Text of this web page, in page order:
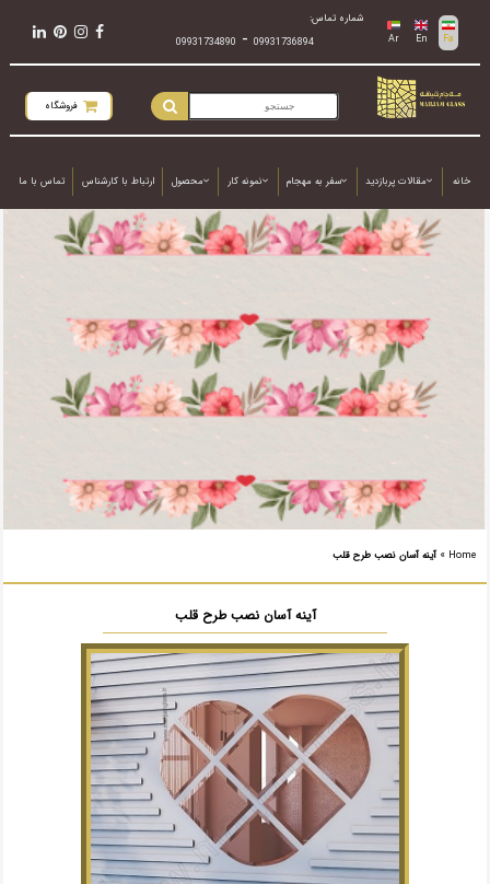
Fa
En
Ar
شماره تماس:
09931736894
-
09931734890
فروشگاه
خانه مقالات پربازدید سفر به مهجام نمونه کار محصول ارتباط با کارشناس تماس با ما
Home
» آینه آسان نصب طرح قلب
آینه آسان نصب طرح قلب